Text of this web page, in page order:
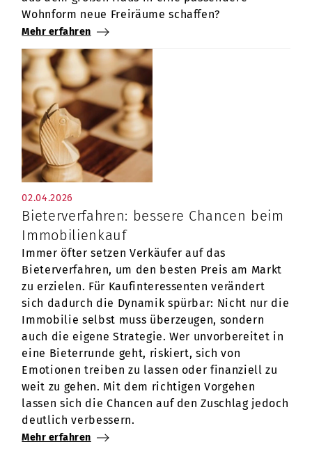
Wohnform neue Freiräume schaffen?
Mehr erfahren
02.04.2026
Bieterverfahren: bessere Chancen beim
Immobilienkauf
Immer öfter setzen Verkäufer auf das
Bieterverfahren, um den besten Preis am Markt
zu erzielen. Für Kaufinteressenten verändert
sich dadurch die Dynamik spürbar: Nicht nur die
Immobilie selbst muss überzeugen, sondern
auch die eigene Strategie. Wer unvorbereitet in
eine Bieterrunde geht, riskiert, sich von
Emotionen treiben zu lassen oder finanziell zu
weit zu gehen. Mit dem richtigen Vorgehen
lassen sich die Chancen auf den Zuschlag jedoch
deutlich verbessern.
Mehr erfahren